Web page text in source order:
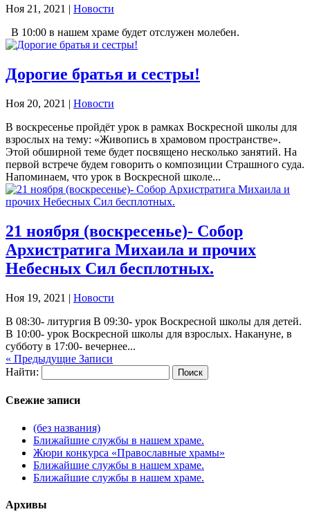
Ноя 21, 2021 | Новости
В 10:00 в нашем храме будет отслужен молебен.
Дорогие братья и сестры!
Ноя 20, 2021 | Новости
В воскресенье пройдёт урок в рамках Воскресной школы для
взрослых на тему: «Живопись в храмовом пространстве».
Этой обширной теме будет посвящено несколько занятий. На
первой встрече будем говорить о композиции Страшного суда.
Напоминаем, что урок в Воскресной школе...
21 ноября (воскресенье)- Собор
Архистратига Михаила и прочих
Небесных Сил бесплотных.
Ноя 19, 2021 | Новости
В 08:30- литургия В 09:30- урок Воскресной школы для детей.
В 10:00- урок Воскресной школы для взрослых. Накануне, в
субботу в 17:00- вечернее...
« Предыдущие Записи
Найти:
Свежие записи
(без названия)
Ближайшие службы в нашем храме.
Жюри конкурса «Православные храмы»
Ближайшие службы в нашем храме.
Ближайшие службы в нашем храме.
Архивы